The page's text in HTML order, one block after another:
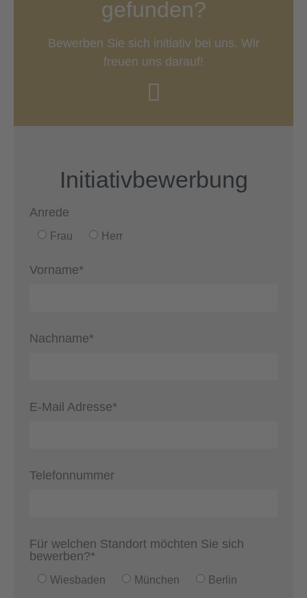
gefunden?
Bewerben Sie sich initiativ bei uns. Wir
freuen uns darauf!
Initiativbewerbung
Anrede
Frau Herr
Vorname*
Nachname*
E-Mail Adresse*
Telefonnummer
Für welchen Standort möchten Sie sich
bewerben?*
Wiesbaden München Berlin